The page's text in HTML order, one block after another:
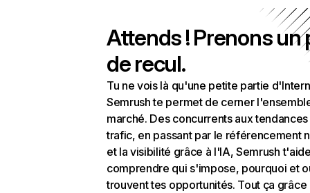
Attends ! Prenons un
de recul.
Tu ne vois là qu'une petite partie
Semrush te permet de cerner
marché. Des concurrents aux
trafic, en passant par le référencement
et la visibilité grâce à l'IA, Semrush
comprendre qui s'impose, pourquoi et
trouvent tes opportunités. Tout ça grâce